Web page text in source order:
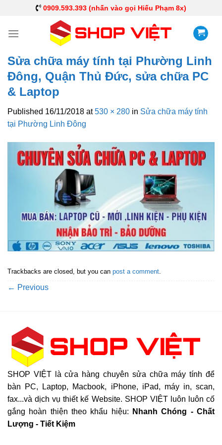
0909.593.393 (nhấn vào gọi Hiếu Phạm 8x)
Sửa chữa máy tính tại Phường Linh
Đông, Quận Thủ Đức, sửa chữa PC
& Laptop
Published 16/11/2018 at530 × 280 in Sửa chữa máy tính
tại Phường Linh Đông
Trackbacks are closed, but you can post a comment
← Previous
SHOP VIỆT là cửa hàng chuyên sửa chữa máy tính để
bàn PC, Laptop, Macbook, iPhone, iPad, máy in, scan,
fax...và dịch vụ thiết kế Website. SHOP VIỆT luôn luôn cố
gắng hoàn thiện theo khẩu hiệu:
Nhanh Chóng - Chất
Lượng - Tiết Kiệm